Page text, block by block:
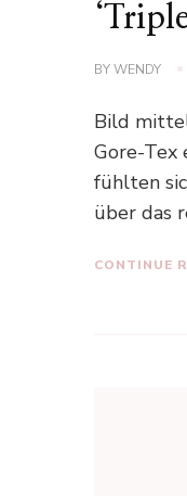
BYWENDY
Bild
Gore-
fühlten
über das
CONTINUE